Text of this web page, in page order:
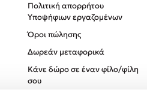
Πολιτική απορρήτου
Υποψήφιων εργαζομένων
Όροι πώλησης
Δωρεάν μεταφορικά
Κάνε δώρο σε έναν φίλο/φίλη
σου